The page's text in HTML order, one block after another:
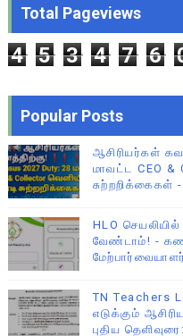
Total Pageviews
4 5 3 4 7 6
Popular Posts
ஆசிரியர்கள்
மாவட்ட CEO &
சுற்றறிக்கைகள்
HLO
வேண்டாம்! -
TN Teachers
எடுக்கும்
புதிய